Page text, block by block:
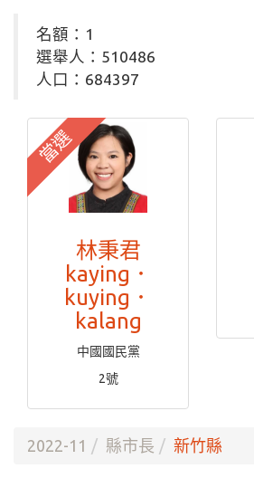
名額：1
選舉人：510486
人口：684397
當選
林秉君
kaying．
kuying．
kalang
中國國民黨
2號
2022-11 縣市長 新竹縣